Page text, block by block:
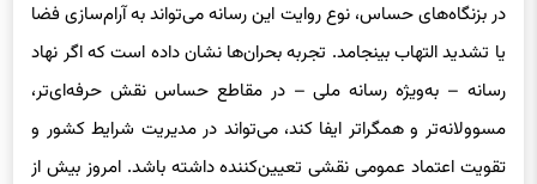
در بزنگاه‌های حساس، نوع روایت این رسانه می‌تواند به آرام‌سازی فضا
یا تشدید التهاب بینجامد. تجربه بحران‌ها نشان داده است که اگر نهاد
رسانه – به‌ویژه رسانه ملی – در مقاطع حساس نقش حرفه‌ای‌تر،
مسوولانه‌تر و همگراتر ایفا کند، می‌تواند در مدیریت شرایط کشور و
تقویت اعتماد عمومی نقشی تعیین‌کننده داشته باشد. امروز بیش از